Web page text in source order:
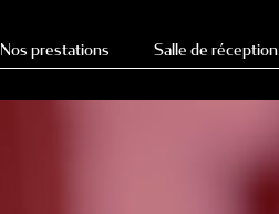
Nos prestations Salle de réception